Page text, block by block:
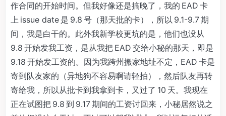
作合同的开始时间。但我好像还是搞晚了，我的 EAD 卡
上 issue date 是 9.8 号（那天批的卡），所以 9.1-9.7 期
间，我是白干的。此外我新学校更坑的是，他们也没从
9.8 开始发我工资，是从我把 EAD 交给小秘的那天，即是
9.18 开始发工资的。因为我跨州搬家地址不定，EAD 卡是
寄到队友家的（异地狗不容易啊请轻拍），然后队友再转
寄给我，所以从批卡到我拿到卡，又过了 10 天。我现在
正在试图把 9.8 到 9.17 期间的工资讨回来，小秘居然说之